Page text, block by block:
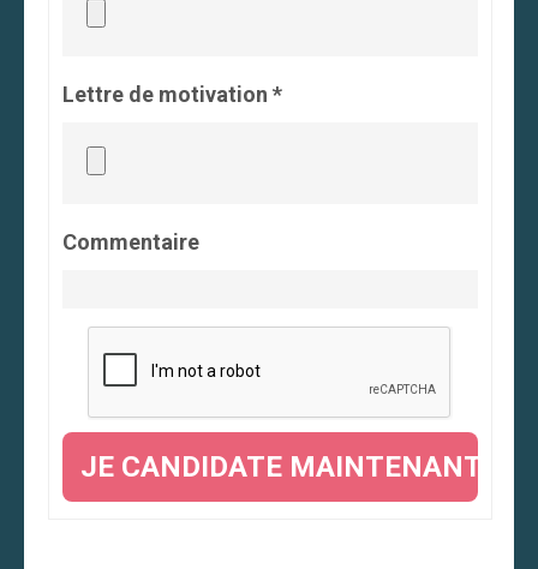
Lettre de motivation *
Commentaire